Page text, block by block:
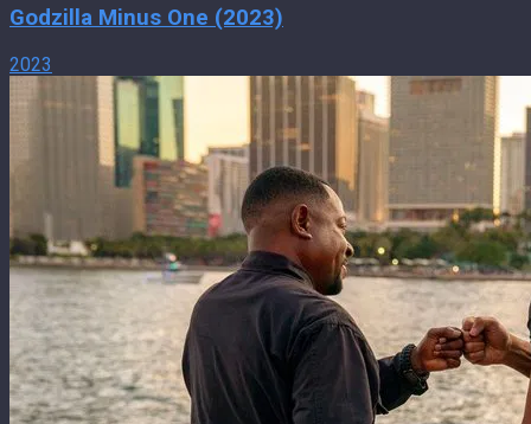
Godzilla Minus One (2023)
2023